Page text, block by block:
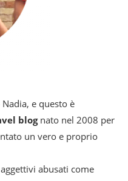
e questo è
blognato nel 2008 per
un vero e proprio
abusati come